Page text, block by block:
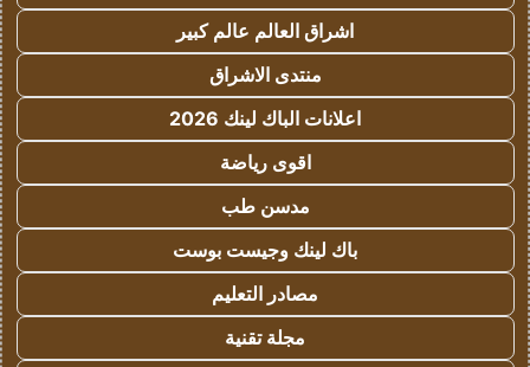
اشراق العالم عالم كبير
منتدى الاشراق
اعلانات الباك لينك 2026
اقوى رياضة
مدسن طب
باك لينك وجيست بوست
مصادر التعليم
مجلة تقنية